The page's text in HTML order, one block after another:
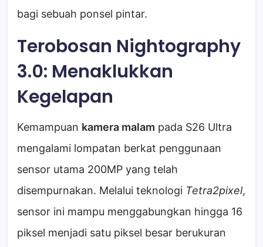
bagi sebuah ponsel pintar.
Terobosan Nightography
3.0: Menaklukkan
Kegelapan
Kemampuan kamera malam pada S26 Ultra
mengalami lompatan berkat penggunaan
sensor utama 200MP yang telah
disempurnakan. Melalui teknologi Tetra2pixel,
sensor ini mampu menggabungkan hingga 16
piksel menjadi satu piksel besar berukuran